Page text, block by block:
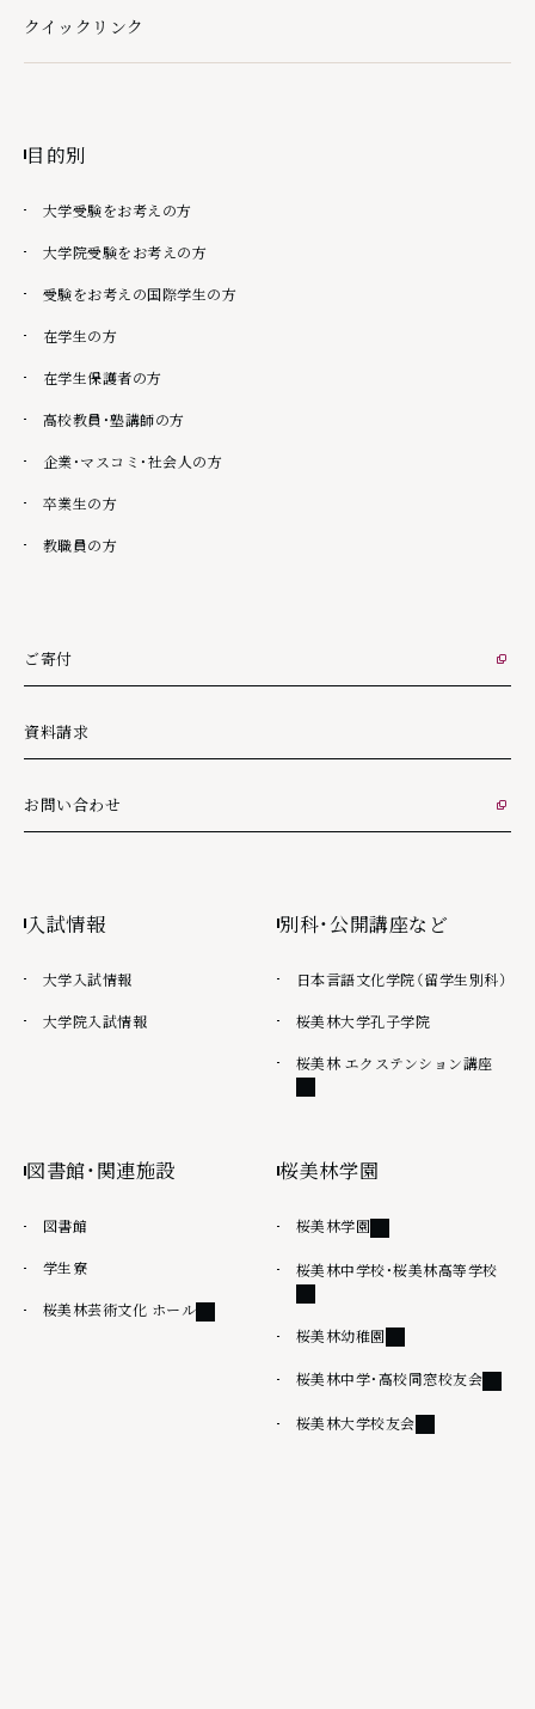
クイックリンク
クイックリンクの下層ページ一覧を開く
目的別
大学受験をお考えの方
大学院受験をお考えの方
受験をお考えの国際学生の方
在学生の方
在学生保護者の方
高校教員・塾講師の方
企業・マスコミ・社会人の方
卒業生の方
教職員の方
ご寄付
外部リンク
資料請求
お問い合わせ
外部リンク
入試情報
大学入試情報
大学院入試情報
別科・公開講座など
日本言語文化学院（留学生別科）
桜美林大学孔子学院
桜美林 エクステンション講座外部
図書館・関連施設
図書館
学生寮
桜美林芸術文化 ホール外部リンク
桜美林学園
桜美林学園外部リンク
桜美林中学校・桜美林高等学校外部
桜美林幼稚園外部リンク
桜美林中学・高校同窓校友会外部リ
桜美林大学校友会外部リンク